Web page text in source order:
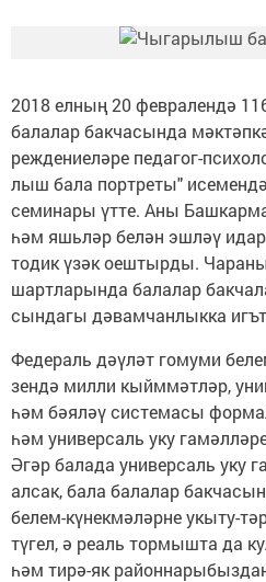
2018 ел­ның 20 фев­ра­лен­дә
ба­ла­лар бак­ча­сын­да
реж­де­ни­е­лә­ре пе­да­гог-
лыш ба­ла порт­ре­ты"
се­ми­на­ры үт­те. Аны
һәм яшь­ләр бе­лән эш­ләү
то­дик үзәк оеш­тыр­ды.
шарт­ла­рын­да ба­ла­лар
сын­да­гы дә­вам­чан­лык­ка
Фе­де­раль дәү­ләт го­му­ми
зен­дә мил­ли кыйм­мәт­ләр,
һәм бә­я­ләү сис­те­ма­сы
һәм уни­вер­саль уку
Әгәр ба­ла­да уни­вер­саль уку
ал­сак, ба­ла ба­ла­лар
бе­лем-кү­нек­мә­ләр­не укы­ту-
түгел, ә ре­аль тор­мыш­та да
һәм ти­рә-як